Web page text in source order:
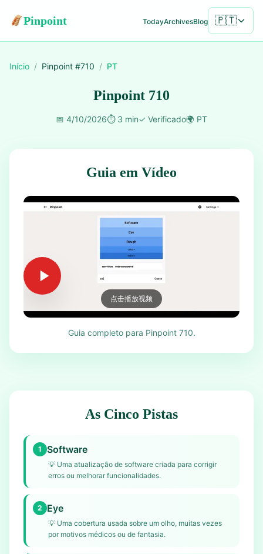
Pinpoint TodayArchivesBlog 🇵🇹
Início / Pinpoint #710 / PT
Pinpoint 710
📅 4/10/2026⏱️ 3 min✓ Verificado🌍 PT
Guia em Vídeo
点击播放视频
Guia completo para Pinpoint 710.
As Cinco Pistas
1 Software
💡 Uma atualização de software criada para corrigir
erros ou melhorar funcionalidades.
2 Eye
💡 Uma cobertura usada sobre um olho, muitas vezes
por motivos médicos ou de fantasia.